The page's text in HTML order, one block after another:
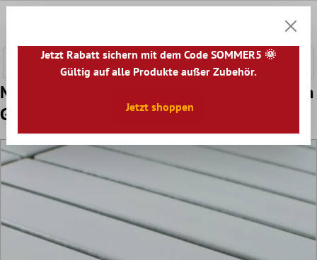
Muster von Keramik Mosaik Fliesen Durham
Glänzend Weiß
Jetzt Rabatt sichern mit dem Code SOMMER5 🌞
Gültig auf alle Produkte außer Zubehör.
Jetzt shoppen